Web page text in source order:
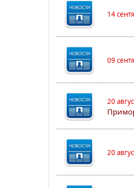
14
09
20
20